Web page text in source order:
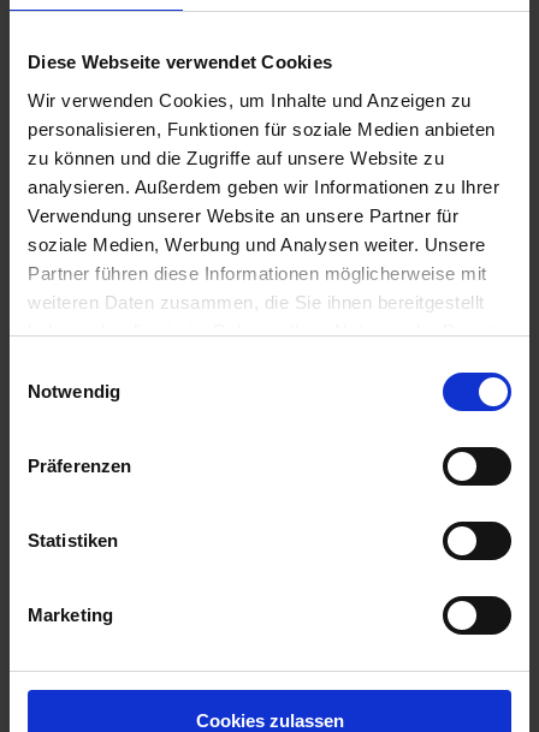
Diese Webseite verwendet Cookies
Wir verwenden Cookies, um Inhalte und Anzeigen zu
personalisieren, Funktionen für soziale Medien anbieten
zu können und die Zugriffe auf unsere Website zu
analysieren. Außerdem geben wir Informationen zu Ihrer
Verwendung unserer Website an unsere Partner für
soziale Medien, Werbung und Analysen weiter. Unsere
Partner führen diese Informationen möglicherweise mit
weiteren Daten zusammen, die Sie ihnen bereitgestellt
haben oder die sie im Rahmen Ihrer Nutzung der Dienste
Notwendig
Präferenzen
Statistiken
Marketing
Cookies zulassen
Kübelpflanz
Artikel-Nr.: 7000835-01-cfg
Ähnliche Produkte
Bio Kompost-Erde 50 l